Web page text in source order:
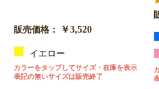
販売価格： ￥3,520
イエロー
カラーをタップしてサイズ・在庫を表示
表記の無いサイズは販売終了